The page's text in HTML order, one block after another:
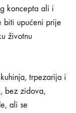
koncepta ali i
biti upućeni prije
životnu
trpezarija i
bez zidova,
ali se